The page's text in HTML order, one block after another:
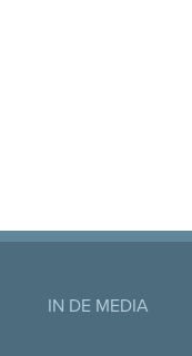
IN DE MEDIA